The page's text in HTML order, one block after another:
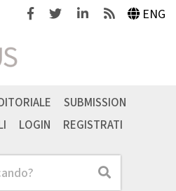
FacebookTwitterLinkedinFeeds ENG
Cerca
SUBMISSION
LOGIN REGISTRATI